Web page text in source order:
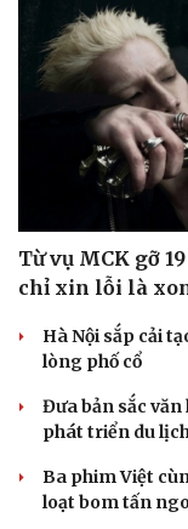
Doanh nghiệp
Thông tin doanh
Doanh nghiệp 24h
Doanh nhân
Từ vụ MCK gỡ
chỉ xin lỗi là
Hà Nội sắp cải
lòng phố cổ
Đưa bản sắc
phát triển du
Ba phim Việt
loạt bom tấn